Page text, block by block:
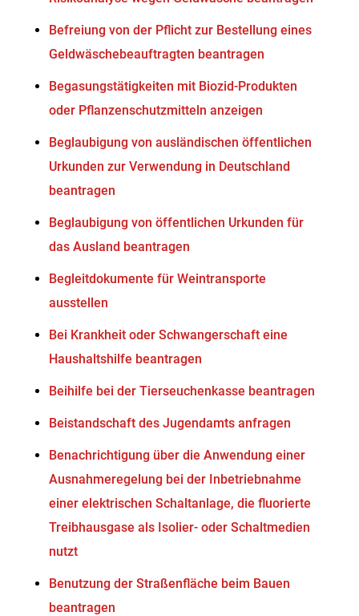
Befreiung von der Pflicht zur Bestellung eines
Geldwäschebeauftragten beantragen
Begasungstätigkeiten mit Biozid-Produkten
oder Pflanzenschutzmitteln anzeigen
Beglaubigung von ausländischen öffentlichen
Urkunden zur Verwendung in Deutschland
beantragen
Beglaubigung von öffentlichen Urkunden für
das Ausland beantragen
Begleitdokumente für Weintransporte
ausstellen
Bei Krankheit oder Schwangerschaft eine
Haushaltshilfe beantragen
Beihilfe bei der Tierseuchenkasse beantragen
Beistandschaft des Jugendamts anfragen
Benachrichtigung über die Anwendung einer
Ausnahmeregelung bei der Inbetriebnahme
einer elektrischen Schaltanlage, die fluorierte
Treibhausgase als Isolier- oder Schaltmedien
nutzt
Benutzung der Straßenfläche beim Bauen
beantragen